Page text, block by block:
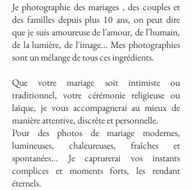
Je photographie des mariages , des couples et
des familles depuis plus 10 ans, on peut dire
que je suis amoureuse de l'amour, de l'humain,
de la lumière, de l'image... Mes photographies
sont un mélange de tous ces ingrédients.
Que votre mariage soit intimiste ou
traditionnel, votre cérémonie religieuse ou
laïque, je vous accompagnerai au mieux de
manière attentive, discrète et personnelle.
Pour des photos de mariage modernes,
lumineuses, chaleureuses, fraîches et
spontanées... Je capturerai vos instants
complices et moments forts, les rendant
éternels.